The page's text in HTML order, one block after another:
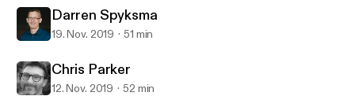
Darren Spyksma
19. Nov. 2019 51 min
Chris Parker
12. Nov. 2019 52 min